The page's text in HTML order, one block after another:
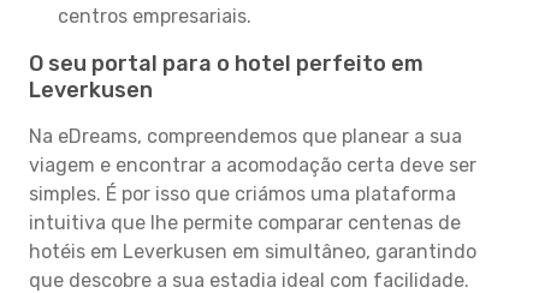
centros empresariais.
O seu portal para o hotel perfeito em
Leverkusen
Na eDreams, compreendemos que planear a sua
viagem e encontrar a acomodação certa deve ser
simples. É por isso que criámos uma plataforma
intuitiva que lhe permite comparar centenas de
hotéis em Leverkusen em simultâneo, garantindo
que descobre a sua estadia ideal com facilidade.